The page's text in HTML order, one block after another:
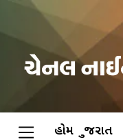
હોમ ગુજરાત